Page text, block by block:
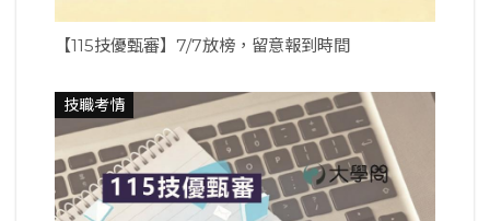
【115技優甄審】7/7放榜，留意報到時間
技職考情